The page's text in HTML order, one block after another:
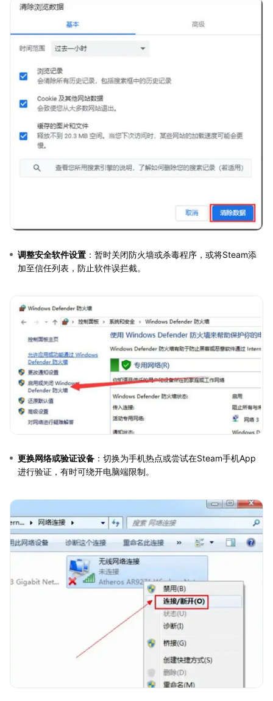
调整安全软件设置 ：暂时关闭防火墙或杀毒程序，或将Steam添
加至信任列表，防止软件误拦截。
更换网络或验证设备 ：切换为手机热点或尝试在Steam手机App
进行验证，有时可绕开电脑端限制。